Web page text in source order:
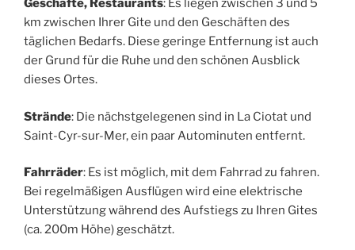
Geschäfte, Restaurants: Es liegen zwischen 3 und 5
km zwischen Ihrer Gite und den Geschäften des
täglichen Bedarfs. Diese geringe Entfernung ist auch
der Grund für die Ruhe und den schönen Ausblick
dieses Ortes.
Strände: Die nächstgelegenen sind in La Ciotat und
Saint-Cyr-sur-Mer, ein paar Autominuten entfernt.
Fahrräder: Es ist möglich, mit dem Fahrrad zu fahren.
Bei regelmäßigen Ausflügen wird eine elektrische
Unterstützung während des Aufstiegs zu Ihren Gites
(ca. 200m Höhe) geschätzt.